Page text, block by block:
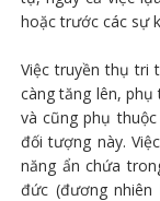
hoặc trước các sự
Việc truyền thụ tri
càng tăng lên,
và cũng phụ
đối tượng này.
năng ẩn chứa
đức (đương